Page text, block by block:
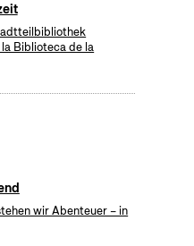
la Biblioteca de la
wir Abenteuer – in